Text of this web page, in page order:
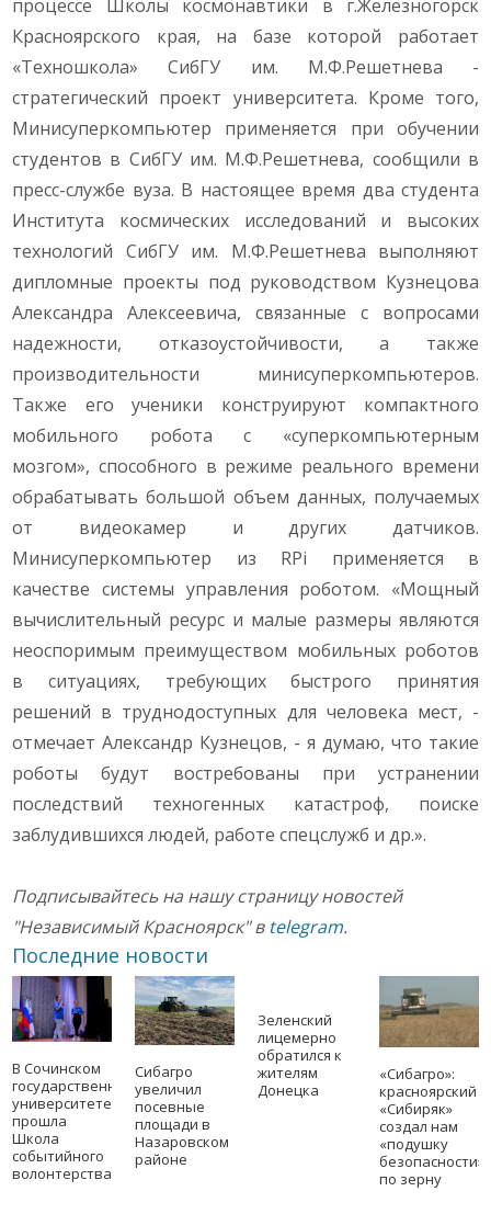
процессе Школы космонавтики в г.Железногорск
Красноярского края, на базе которой работает
«Техношкола» СибГУ им. М.Ф.Решетнева -
стратегический проект университета. Кроме того,
Минисуперкомпьютер применяется при обучении
студентов в СибГУ им. М.Ф.Решетнева, сообщили в
пресс-службе вуза. В настоящее время два студента
Института космических исследований и высоких
технологий СибГУ им. М.Ф.Решетнева выполняют
дипломные проекты под руководством Кузнецова
Александра Алексеевича, связанные с вопросами
надежности, отказоустойчивости, а также
производительности минисуперкомпьютеров.
Также его ученики конструируют компактного
мобильного робота с «суперкомпьютерным
мозгом», способного в режиме реального времени
обрабатывать большой объем данных, получаемых
от видеокамер и других датчиков.
Минисуперкомпьютер из RPi применяется в
качестве системы управления роботом. «Мощный
вычислительный ресурс и малые размеры являются
неоспоримым преимуществом мобильных роботов
в ситуациях, требующих быстрого принятия
решений в труднодоступных для человека мест, -
отмечает Александр Кузнецов, - я думаю, что такие
роботы будут востребованы при устранении
последствий техногенных катастроф, поиске
заблудившихся людей, работе спецслужб и др.».
Подписывайтесь на нашу страницу новостей
"Независимый Красноярск" в telegram.
Последние новости
В Сочинском
государственном
университете
прошла
Школа
событийного
волонтерства
Сибагро
увеличил
посевные
площади в
Назаровском
районе
Зеленский
лицемерно
обратился к
жителям
Донецка
«Сибагро»:
красноярский
«Сибиряк»
создал нам
«подушку
безопасности»
по зерну